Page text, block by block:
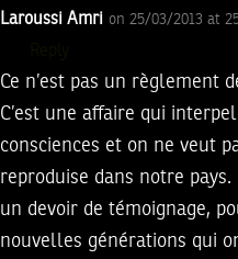
Laroussi Amri on 25/03/2013 at
Ce n’est pas un règlement
C’est une affaire qui
consciences et on ne veut
reproduise dans notre pays.
un devoir de témoignage,
nouvelles générations qui